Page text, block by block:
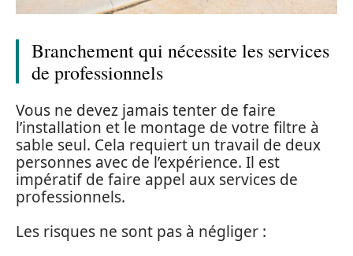
Branchement qui nécessite les services
de professionnels
Vous ne devez jamais tenter de faire
l’installation et le montage de votre filtre à
sable seul. Cela requiert un travail de deux
personnes avec de l’expérience. Il est
impératif de faire appel aux services de
professionnels.
Les risques ne sont pas à négliger :